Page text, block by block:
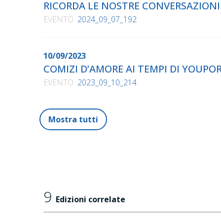
RICORDA LE NOSTRE CONVERSAZIONI
EVENTO 2024_09_07_192
10/09/2023
COMIZI D’AMORE AI TEMPI DI
EVENTO 2023_09_10_214
Mostra tutti
9 Edizioni correlate